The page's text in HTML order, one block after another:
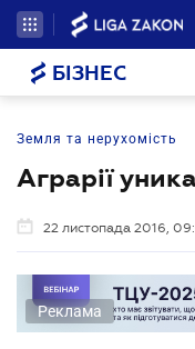
БІЗНЕС
Земля та нерухомість
Аграрії
22 листопада 2016,
Реклама